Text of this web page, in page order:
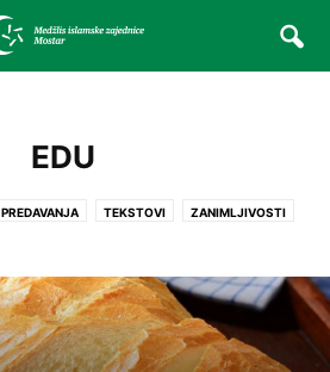
EDU
PREDAVANJA TEKSTOVI ZANIMLJIVOSTI